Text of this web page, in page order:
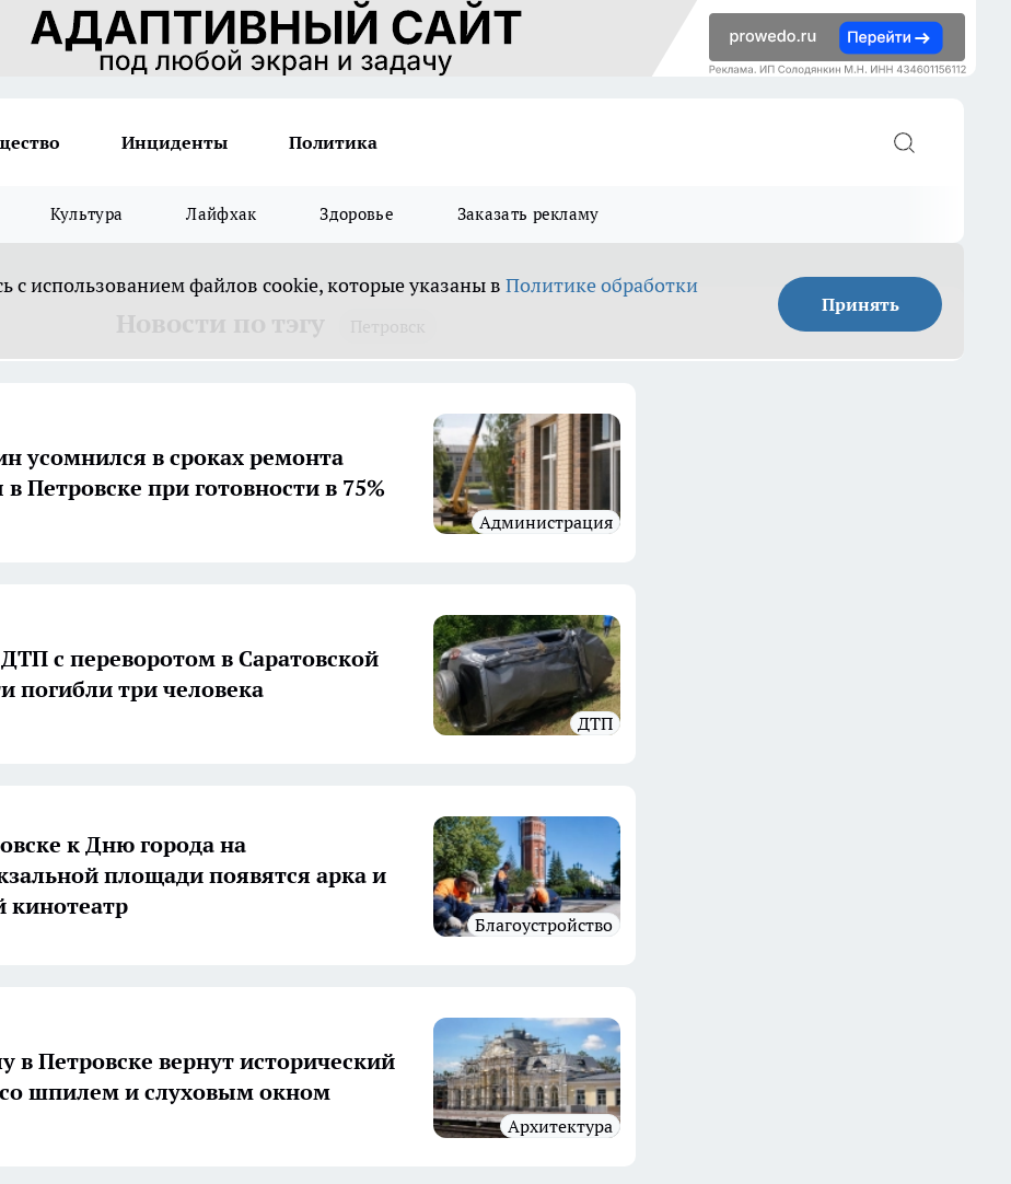
Инциденты Политика
Культура Лайфхак Здоровье Заказать рекламу
с использованием файлов cookie, которые указаны в Политике обработки
Принять
усомнился в сроках ремонта
Петровске при готовности в 75%
администрация
с переворотом в Саратовской
погибли три человека
ДТП
к Дню города на
площади появятся арка и
кинотеатр
Благоустройство
в Петровске вернут исторический
шпилем и слуховым окном
архитектура